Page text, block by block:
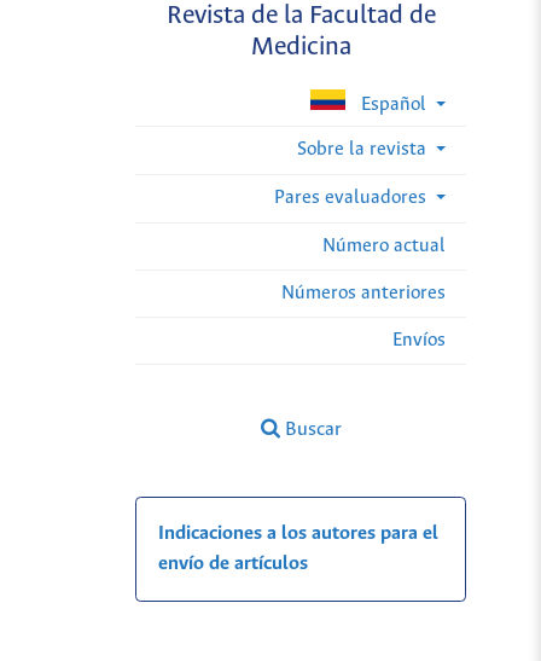
Revista de la Facultad de
Medicina
Español
Sobre la revista
Pares evaluadores
Número actual
Números anteriores
Envíos
Buscar
Indicaciones a los autores para el
envío de artículos